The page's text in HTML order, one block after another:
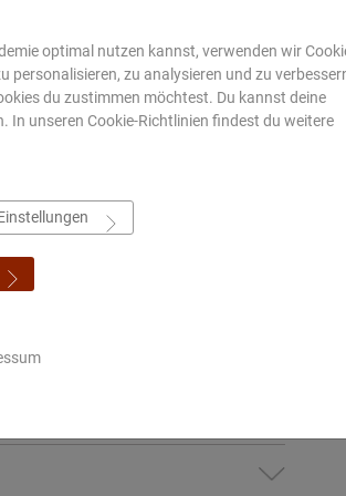
Hauterscheinungen im
Akne
Asthma bronchiale
chronische
(rupa) und bewährte
optimal nutzen kannst, verwenden wir
personalisieren, zu analysieren und zu
du zustimmen möchtest. Du kannst deine
In unseren Cookie-Richtlinien findest du weitere